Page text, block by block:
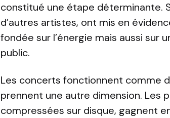
constitué une étape déterminante.
d’autres artistes, ont mis en
fondée sur l’énergie mais aussi sur
public.
Les concerts fonctionnent comme
prennent une autre dimension. Les
compressées sur disque, gagnent